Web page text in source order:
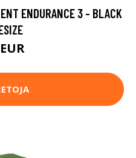
ENDURANCE 3 - BLACK